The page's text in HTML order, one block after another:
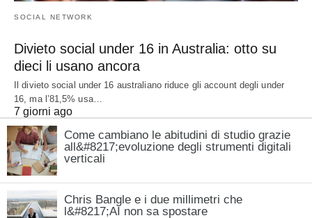
SOCIAL NETWORK
Divieto social under 16 in Australia: otto su
dieci li usano ancora
Il divieto social under 16 australiano riduce gli account degli under
16, ma l’81,5% usa…
7 giorni ago
Come cambiano le abitudini di studio grazie
all&#8217;evoluzione degli strumenti digitali
verticali
Chris Bangle e i due millimetri che
l&#8217;AI non sa spostare